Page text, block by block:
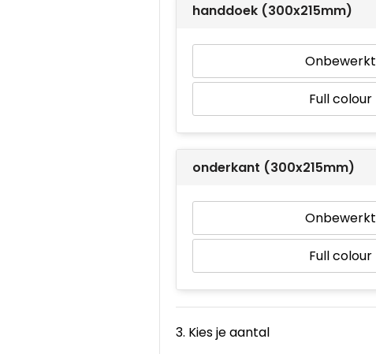
handdoek (300x215mm)
Onbewerkt
Full colour
onderkant (300x215mm)
Onbewerkt
Full colour
3. Kies je aantal